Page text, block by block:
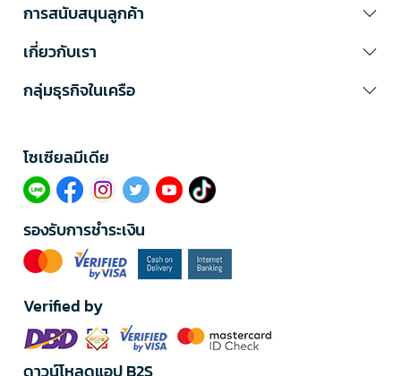
การสนับสนุนลูกค้า
เกี่ยวกับเรา
กลุ่มธุรกิจในเครือ
โซเซียลมีเดีย​
รองรับการชำระเงิน
Verified by
ดาวน์โหลดแอป B2S